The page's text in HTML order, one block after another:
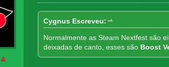
Cygnus Escreveu:
Normalmente as Steam Nextfest são
deixadas de canto, esses são Boost